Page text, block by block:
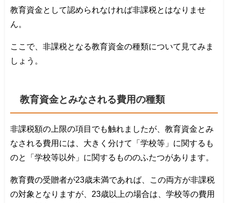
教育資金として認められなければ非課税とはなりませ
ん。
ここで、非課税となる教育資金の種類について見てみま
しょう。
教育資金とみなされる費用の種類
非課税額の上限の項目でも触れましたが、教育資金とみ
なされる費用には、大きく分けて「学校等」に関するも
のと「学校等以外」に関するもののふたつがあります。
教育費の受贈者が23歳未満であれば、この両方が非課税
の対象となりますが、23歳以上の場合は、学校等の費用